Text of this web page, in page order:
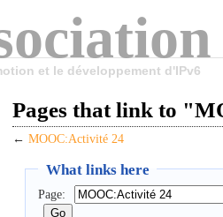
et le développement d'IPv6
Pages that link to
← MOOC:Activité 24
What links here
Page: